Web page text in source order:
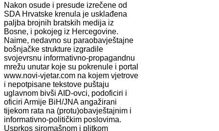
Nakon osude i presude izrečene od
SDA Hrvatske krenula je usklađena
paljba brojnih bratskih medija iz
Bosne, i pokojeg iz Hercegovine.
Naime, nedavno su paraobavještajne
bošnjačke strukture izgradile
svojevrsnu informativno-propagandnu
mrežu unutar koje su pokrenule i portal
www.novi-vjetar.com na kojem vjetrove
i nepotpisane tekstove puštaju
uglavnom bivši AID-ovci, podoficiri i
oficiri Armije BiH/JNA angažirani
tijekom rata na (protu)obavještajnim i
informativno-političkim poslovima.
Usprkos siromašnom i plitkom